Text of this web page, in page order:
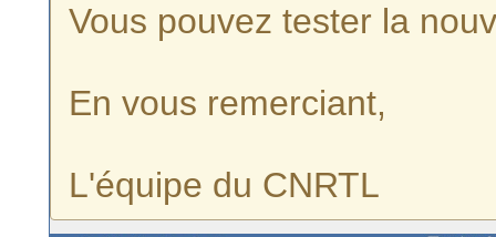
Vous pouvez tester la
En vous remerciant,
L'équipe du CNRTL